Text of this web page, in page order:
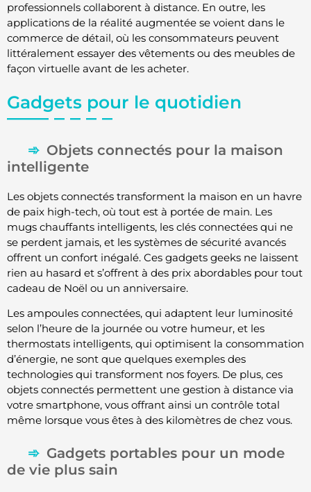
professionnels collaborent à distance. En outre, les
applications de la réalité augmentée se voient dans le
commerce de détail, où les consommateurs peuvent
littéralement essayer des vêtements ou des meubles de
façon virtuelle avant de les acheter.
Gadgets pour le quotidien
Objets connectés pour la maison
intelligente
Les objets connectés transforment la maison en un havre
de paix high-tech, où tout est à portée de main. Les
mugs chauffants intelligents, les clés connectées qui ne
se perdent jamais, et les systèmes de sécurité avancés
offrent un confort inégalé. Ces gadgets geeks ne laissent
rien au hasard et s’offrent à des prix abordables pour tout
cadeau de Noël ou un anniversaire.
Les ampoules connectées, qui adaptent leur luminosité
selon l’heure de la journée ou votre humeur, et les
thermostats intelligents, qui optimisent la consommation
d’énergie, ne sont que quelques exemples des
technologies qui transforment nos foyers. De plus, ces
objets connectés permettent une gestion à distance via
votre smartphone, vous offrant ainsi un contrôle total
même lorsque vous êtes à des kilomètres de chez vous.
Gadgets portables pour un mode
de vie plus sain